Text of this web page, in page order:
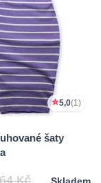
5,0(1)
šaty
Kč